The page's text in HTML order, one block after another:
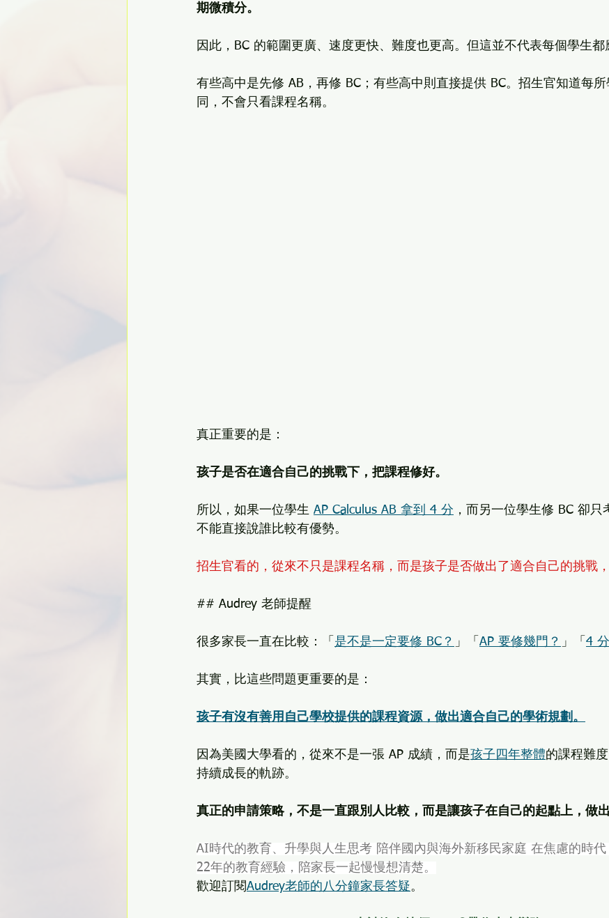
期微積分。
因此，BC 的範圍更廣、速度更快、難度也更高。但這並不代表每個學生都
有些高中是先修 AB，再修 BC；有些高中則直接提供 BC。招生官知道每
同，不會只看課程名稱。
真正重要的是：
孩子是否在適合自己的挑戰下，把課程修好。
所以，如果一位學生 AP Calculus AB 拿到 4 分 ，而另一位學生修 BC 卻
不能直接說誰比較有優勢。
招生官看的，從來不只是課程名稱，而是孩子是否做出了適合自己的挑戰
## Audrey 老師提醒
很多家長一直在比較：「 是不是一定要修 BC？ 」「 AP 要修幾門？ 」「 4
其實，比這些問題更重要的是：
孩子有沒有善用自己學校提供的課程資源，做出適合自己的學術規劃。
因為美國大學看的，從來不是一張 AP 成績，而是孩子四年整體的課程難
持續成長的軌跡。
真正的申請策略，不是一直跟別人比較，而是讓孩子在自己的起點上，做出
AI時代的教育、升學與人生思考 陪伴國內與海外新移民家庭 在焦慮的時代
22年的教育經驗，陪家長一起慢慢想清楚。
歡迎訂閱Audrey老師的八分鐘家長答疑。